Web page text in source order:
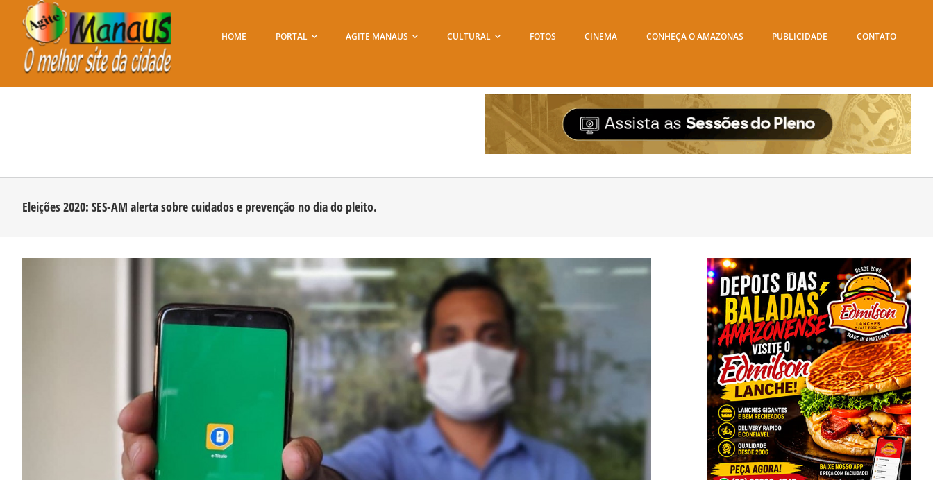
conteúdo
HOME PORTAL AGITE MANAUS CULTURAL FOTOS CINEMA CONHEÇA O AMAZONAS PUBLICIDADE CONTATO
Eleições 2020: SES-AM alerta sobre cuidados e prevenção no dia do pleito.